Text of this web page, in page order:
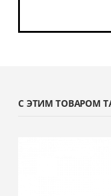
С ЭТИМ ТОВАРОМ